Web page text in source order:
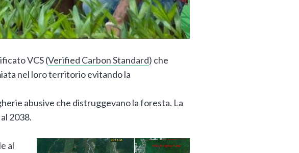
VCS (Verified Carbon Standard) che
nel loro territorio evitando la
abusive che distruggevano la foresta. La
2038.
al